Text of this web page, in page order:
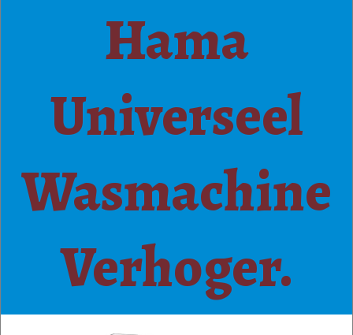
Hama
Universeel
Wasmachine
Verhoger.